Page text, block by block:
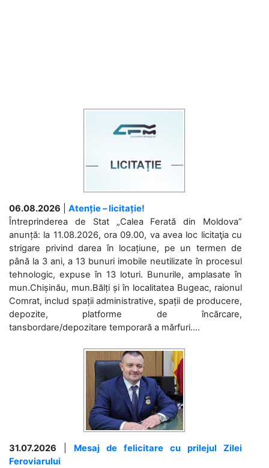
06.08.2026
Atenție – licitație!
Întreprinderea de Stat „Calea Ferată din Moldova”
anunță: la 11.08.2026, ora 09.00, va avea loc licitaţia cu
strigare privind darea în locațiune, pe un termen de
până la 3 ani, a 13 bunuri imobile neutilizate în procesul
tehnologic, expuse în 13 loturi. Bunurile, amplasate în
mun.Chișinău, mun.Bălți și în localitatea Bugeac, raionul
Comrat, includ spații administrative, spații de producere,
depozite, platforme de încărcare,
tansbordare/depozitare temporară a mărfuri....
31.07.2026
Mesaj de felicitare cu prilejul Zilei
Feroviarului